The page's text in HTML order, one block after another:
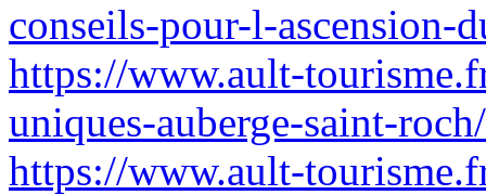
conseils-pour-l-ascension-
https://www.ault-
uniques-auberge-saint-roch/
https://www.ault-